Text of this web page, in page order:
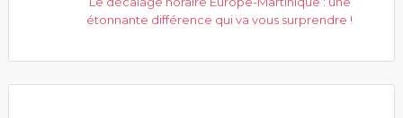
étonnante différence qui va vous surprendre !